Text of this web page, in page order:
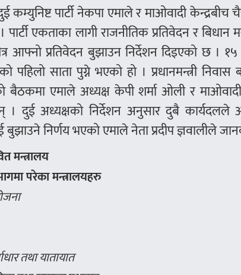
कम्युनिष्ट पार्टी नेकपा एमाले र माओवादी केन्द्रबीच
एकताका लागी राजनीतिक प्रतिवेदन र
आफ्नो प्रतिवेदन बुझाउन निर्देशन दिइएको छ ।
पहिलो साता पुग्ने भएको हो । प्रधानमन्त्री
बैठकमा एमाले अध्यक्ष केपी शर्मा ओली र
। दुई अध्यक्षको निर्देशन अनुसार दुबै कार्यदलले
बुझाउने निर्णय भएको एमाले नेता प्रदीप ज्ञवालीले
मन्त्रालय
परेका मन्त्रालयहरु
तथा यातायात